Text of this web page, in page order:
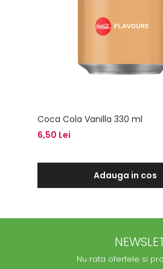
Coca Cola Vanilla 330 ml
6,50 Lei
Adauga in cos
Nu rata ofertele si